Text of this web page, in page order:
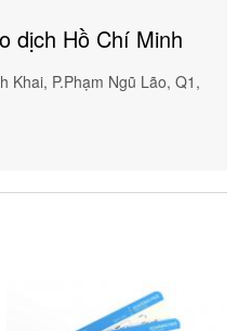
dịch Hồ Chí Minh
Khai, P.Phạm Ngũ Lão, Q1,